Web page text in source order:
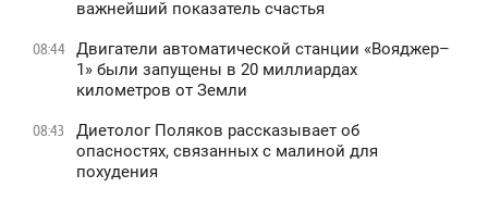
важнейший показатель счастья
08:44
Двигатели автоматической станции «Вояджер–
1» были запущены в 20 миллиардах
километров от Земли
08:43
Диетолог Поляков рассказывает об
опасностях, связанных с малиной для
похудения